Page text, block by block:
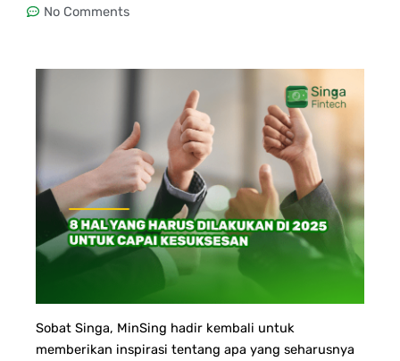
No Comments
Sobat Singa, MinSing hadir kembali untuk
memberikan inspirasi tentang apa yang seharusnya